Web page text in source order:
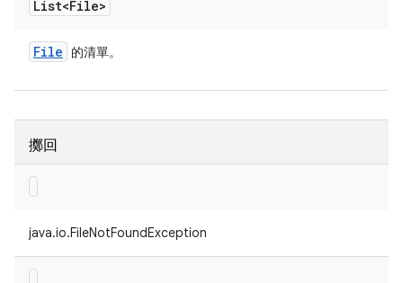
List<File>
File 的清單。
擲回
java.io.FileNotFoundException